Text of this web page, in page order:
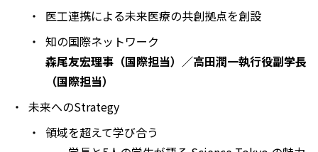
医工連携による未来医療の共創拠点を創設
知の国際ネットワーク
森尾友宏理事（国際担当）／高田潤一執行役副学長
（国際担当）
未来へのStrategy
領域を超えて学び合う